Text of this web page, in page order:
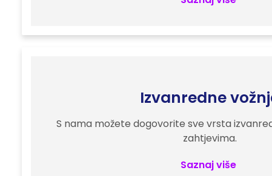
Izvanredne
S nama možete dogovorite sve vrsta
zahtjevima.
Saznaj više